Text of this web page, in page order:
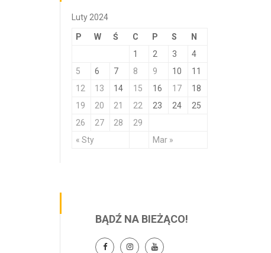
Luty 2024
P W Ś C P S N
« Sty Mar »
1 2 3
4
5
6 7 8 9 10
11
12
13 14 15 16 17
18
19
20 21 22 23 24
25
26
27 28 29
BĄDŹ NA BIEŻĄCO!